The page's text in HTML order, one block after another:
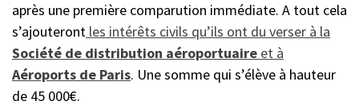
après une première comparution immédiate. A tout cela
s’ajouteront les intérêts civils qu’ils ont du verser à la
Société de distribution aéroportuaire et à
Aéroports de Paris. Une somme qui s’élève à hauteur
de 45 000€.